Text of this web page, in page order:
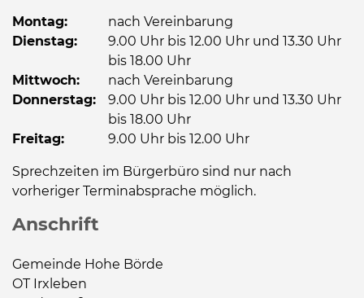
Montag:
nach Vereinbarung
Dienstag:
9.00 Uhr bis 12.00 Uhr und 13.30 Uhr
bis 18.00 Uhr
Mittwoch:
nach Vereinbarung
Donnerstag: 9.00 Uhr bis 12.00 Uhr und 13.30 Uhr
bis 18.00 Uhr
Freitag:
9.00 Uhr bis 12.00 Uhr
Sprechzeiten im Bürgerbüro sind nur nach
vorheriger Terminabsprache möglich.
Anschrift
Gemeinde Hohe Börde
OT Irxleben